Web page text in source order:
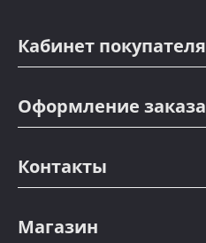
Кабинет покупателя
Оформление заказа
Контакты
Магазин